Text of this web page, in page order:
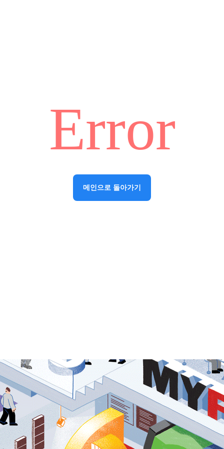
Error
메인으로 돌아가기